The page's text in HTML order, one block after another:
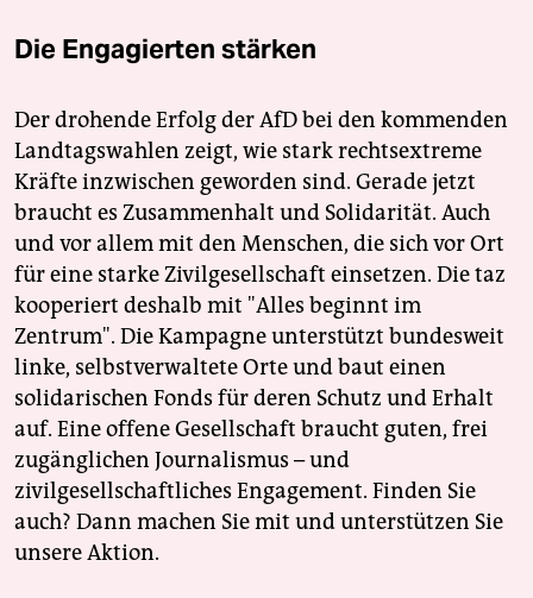
Die Engagierten stärken
Der drohende Erfolg der AfD bei den kommenden
Landtagswahlen zeigt, wie stark rechtsextreme
Kräfte inzwischen geworden sind. Gerade jetzt
braucht es Zusammenhalt und Solidarität. Auch
und vor allem mit den Menschen, die sich vor Ort
für eine starke Zivilgesellschaft einsetzen. Die taz
kooperiert deshalb mit "Alles beginnt im
Zentrum". Die Kampagne unterstützt bundesweit
linke, selbstverwaltete Orte und baut einen
solidarischen Fonds für deren Schutz und Erhalt
auf. Eine offene Gesellschaft braucht guten, frei
zugänglichen Journalismus – und
zivilgesellschaftliches Engagement. Finden Sie
auch? Dann machen Sie mit und unterstützen Sie
unsere Aktion.